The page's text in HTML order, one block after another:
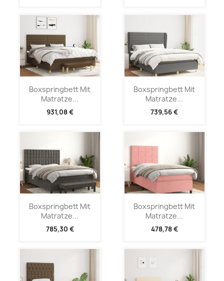
Boxspringbett Mit
Matratze...
931,08 €
Boxspringbett Mit
Matratze...
739,56 €
Boxspringbett Mit
Matratze...
785,30 €
Boxspringbett Mit
Matratze...
478,78 €